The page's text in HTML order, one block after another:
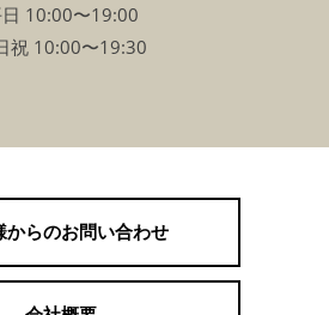
10:00〜19:00
祝 10:00〜19:30
からのお問い合わせ